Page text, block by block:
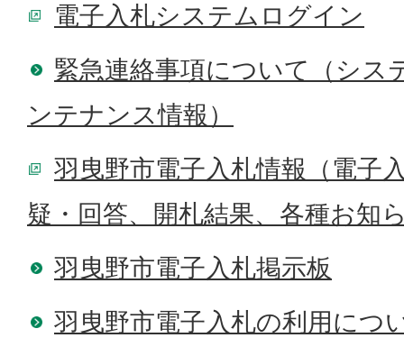
電子入札システムログイン
緊急連絡事項について（シス
ンテナンス情報）
羽曳野市電子入札情報（電子
疑・回答、開札結果、各種お知
羽曳野市電子入札掲示板
羽曳野市電子入札の利用につ